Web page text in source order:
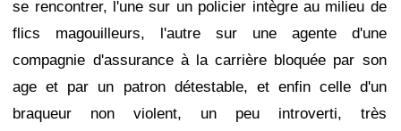
se rencontrer, l'une sur un policier intègre au milieu de
flics magouilleurs, l'autre sur une agente d'une
compagnie d'assurance à la carrière bloquée par son
age et par un patron détestable, et enfin celle d'un
braqueur non violent, un peu introverti, très